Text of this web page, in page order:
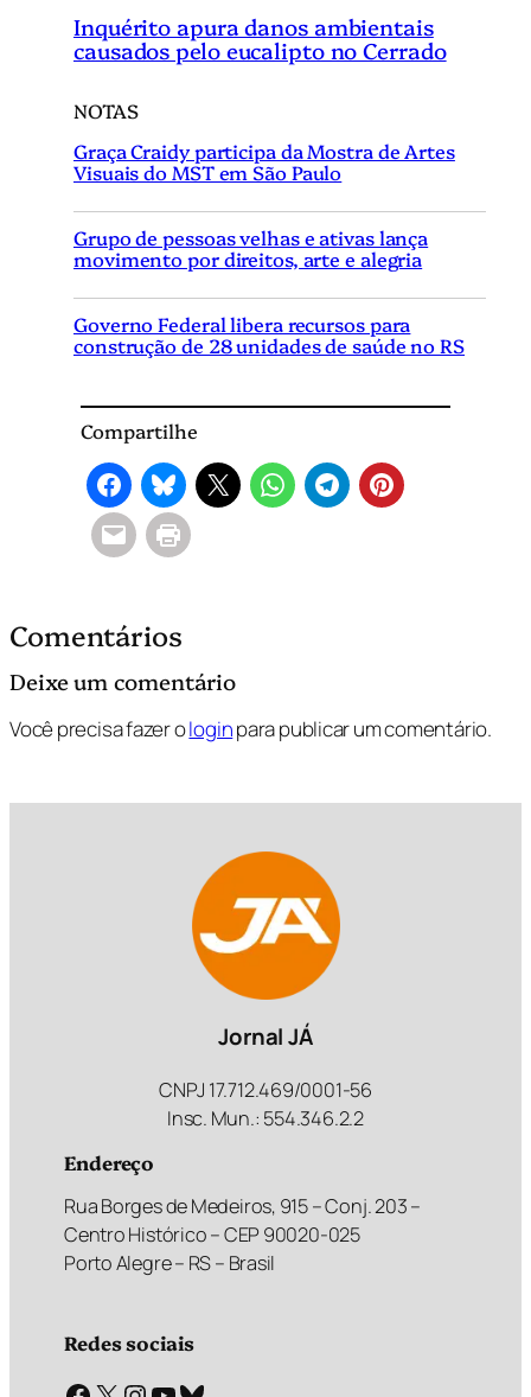
Inquérito apura danos ambientais
causados pelo eucalipto no Cerrado
NOTAS
Graça Craidy participa da Mostra de Artes
Visuais do MST em São Paulo
Grupo de pessoas velhas e ativas lança
movimento por direitos, arte e alegria
Governo Federal libera recursos para
construção de 28 unidades de saúde no RS
Compartilhe
Comentários
Deixe um comentário
Você precisa fazer ologinpara publicar um comentário.
Jornal JÁ
CNPJ 17.712.469/0001-56
Insc. Mun.: 554.346.2.2
Endereço
Rua Borges de Medeiros, 915 – Conj. 203 –
Centro Histórico – CEP 90020-025
Porto Alegre – RS – Brasil
Redes sociais